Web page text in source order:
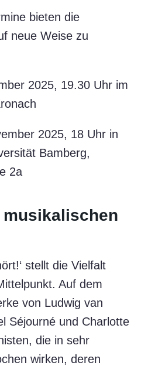
bieten die
neue Weise zu
2025, 19.30 Uhr im
2025, 18 Uhr in
Bamberg,
2a
musikalischen
stellt die Vielfalt
Auf dem
von Ludwig van
Séjourné und Charlotte
die in sehr
wirken, deren